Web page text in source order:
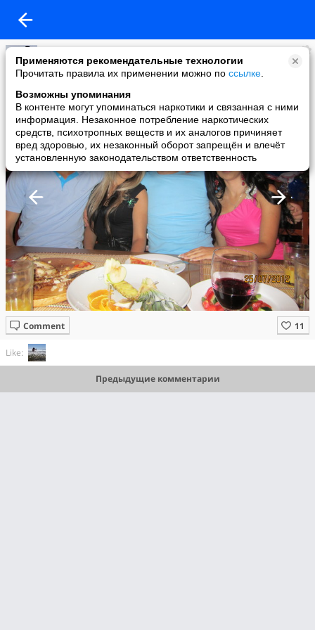
Применяются рекомендательные технологии
Прочитать правила их применении можно по ссылке
Возможны упоминания
В контенте могут упоминаться наркотики и связанная с ними
информация. Незаконное потребление наркотических
средств, психотропных веществ и их аналогов причиняет
вред здоровью, их незаконный оборот запрещён и влечёт
установленную законодательством ответственность
AS URa
added a photo
26 Jul в 15:17
Comment
Like:
Предыдущие комментарии